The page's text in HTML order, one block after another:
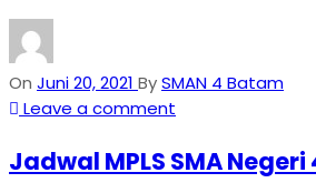
On Juni 20, 2021 BySMAN 4 Batam
Leave a comment
Jadwal MPLS SMA